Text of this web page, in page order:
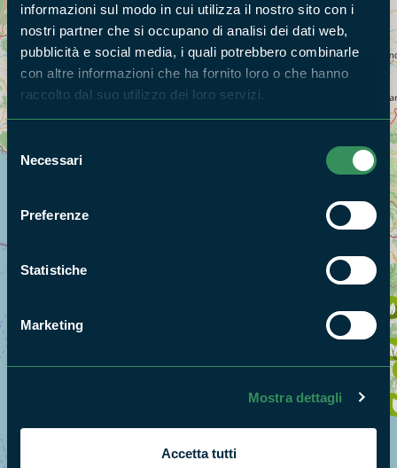
informazioni sul modo in cui utilizza il nostro sito con i
nostri partner che si occupano di analisi dei dati web,
pubblicità e social media, i quali potrebbero combinarle
con altre informazioni che ha fornito loro o che hanno
raccolto dal suo utilizzo dei loro servizi.
delNecessari
Preferenze
Statistiche
Marketing
Mostra dettagli
Accetta tutti
Cerca nella mappa OPZIONI